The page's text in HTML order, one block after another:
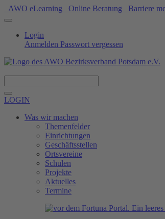
AWO eLearning Online Beratung Barriere
Login
Anmelden Passwort vergessen
LOGIN
Was wir machen
Themenfelder
Einrichtungen
Geschäftsstellen
Ortsvereine
Schulen
Projekte
Aktuelles
Termine